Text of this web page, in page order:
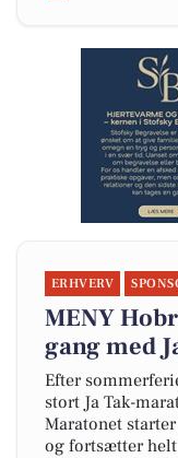
ERHVERV
MENY
gang med
Efter
stort Ja Tak-
Maratonet
og fortsætter